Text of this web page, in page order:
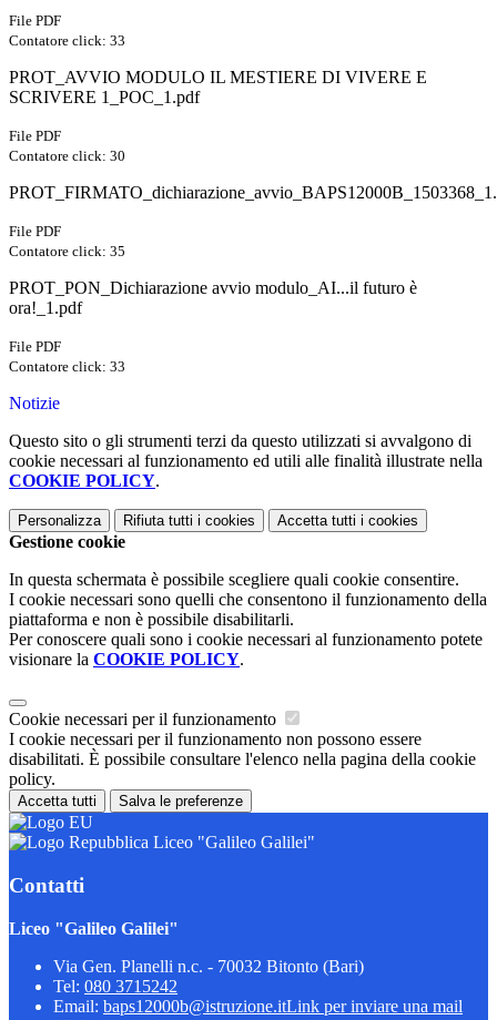
File PDF
Contatore click: 33
PROT_AVVIO MODULO IL MESTIERE DI VIVERE E
SCRIVERE 1_POC_1.pdf
File PDF
Contatore click: 30
File PDF
Contatore click: 35
PROT_PON_Dichiarazione avvio modulo_AI...il futuro è
ora!_1.pdf
File PDF
Contatore click: 33
Notizie
Questo sito o gli strumenti terzi da questo utilizzati si avvalgono di
cookie necessari al funzionamento ed utili alle finalità illustrate nella
COOKIE POLICY.
Personalizza Rifiuta tutti i cookies Accetta tutti i cookies
Gestione cookie
In questa schermata è possibile scegliere quali cookie consentire.
I cookie necessari sono quelli che consentono il funzionamento della
piattaforma e non è possibile disabilitarli.
Per conoscere quali sono i cookie necessari al funzionamento potete
visionare la COOKIE POLICY.
Cookie necessari per il funzionamento
I cookie necessari per il funzionamento non possono essere
disabilitati. È possibile consultare l'elenco nella pagina della cookie
policy.
Accetta tutti Salva le preferenze
Liceo "Galileo Galilei"
Contatti
Liceo "Galileo Galilei"
Via Gen. Planelli n.c. - 70032 Bitonto (Bari)
Tel: 080 3715242
Email: baps12000b@istruzione.itLink per inviare una mail